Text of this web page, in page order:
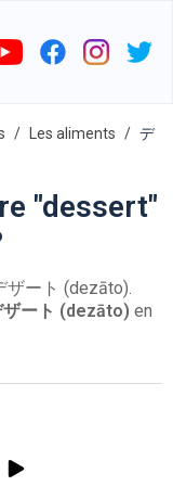
Les aliments
デ
"dessert"
ザート (dezāto).
ザート (dezāto) en